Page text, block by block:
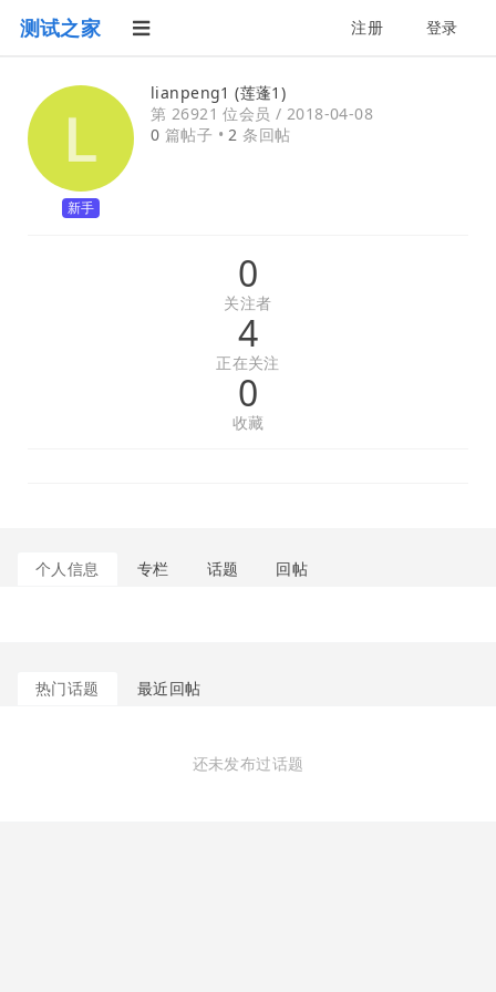
测试之家 注册 登录
新手
lianpeng1 (莲蓬1)
第 26921 位会员 / 2018-04-08
0 篇帖子 •2 条回帖
0
关注者
4
正在关注
0
收藏
个人信息 专栏 话题 回帖
热门话题 最近回帖
还未发布过话题